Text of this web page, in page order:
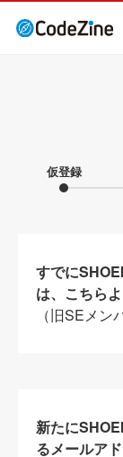
仮登録
すでに
は、こちら
（旧SEメン
新たに
るメールア